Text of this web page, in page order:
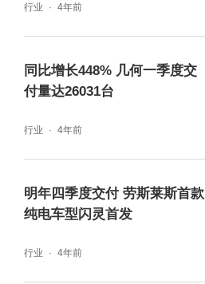
行业 4年前
同比增长448% 几何一季度交
付量达26031台
行业 4年前
明年四季度交付 劳斯莱斯首款
纯电车型闪灵首发
行业 4年前